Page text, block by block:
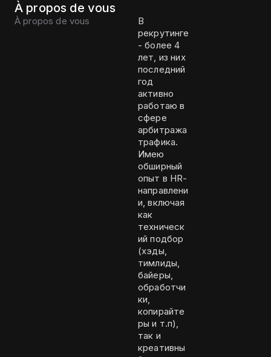
À propos de vous
À propos de vous
В
рекрутинге
- более 4
лет, из них
последний
год
активно
работаю в
сфере
арбитража
трафика.
Имею
обширный
опыт в HR-
направлени
и, включая
как
техническ
ий подбор
(хэды,
тимлиды,
байеры,
обработчи
ки,
копирайте
ры и т.п),
так и
креативны